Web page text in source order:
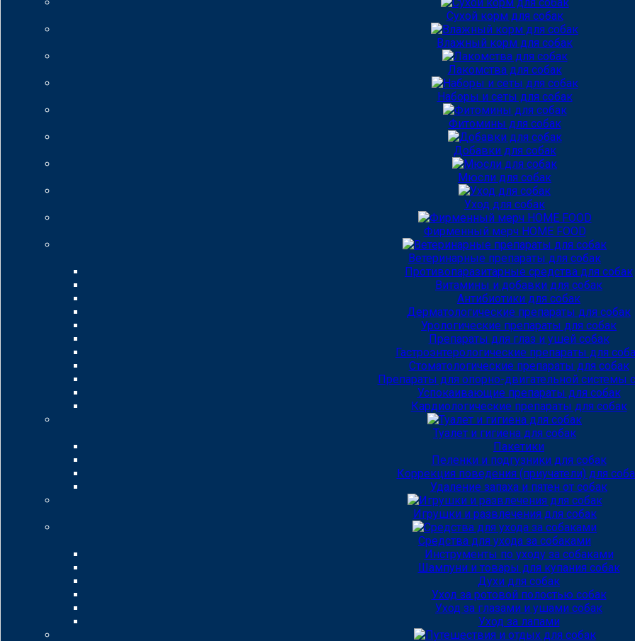
Сухой корм для собак
Влажный корм для собак
Лакомства для собак
Наборы и сеты для собак
Фитомины для собак
Добавки для собак
Мюсли для собак
Уход для собак
Фирменный мерч HOME FOOD
Ветеринарные препараты для собак
Противопаразитарные средства для собак
Витамины и добавки для собак
Антибиотики для собак
Дерматологические препараты для собак
Урологические препараты для собак
Препараты для глаз и ушей собак
Гастроэнтерологические препараты для
Стоматологические препараты для собак
Препараты для опорно-двигательной системы
Успокаивающие препараты для собак
Кардиологические препараты для собак
Туалет и гигиена для собак
Пакетики
Пеленки и подгузники для собак
Коррекция поведения (приучатели) для
Удаление запаха и пятен от собак
Игрушки и развлечения для собак
Средства для ухода за собаками
Инструменты по уходу за собаками
Шампуни и товары для купания собак
Духи для собак
Уход за ротовой полостью собак
Уход за глазами и ушами собак
Уход за лапами